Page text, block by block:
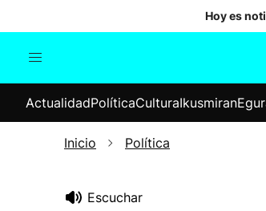
Hoy es
Internacional
Elecciones
ActualidadPolíticaCulturaIkusmiran
Inicio Política
Escuchar